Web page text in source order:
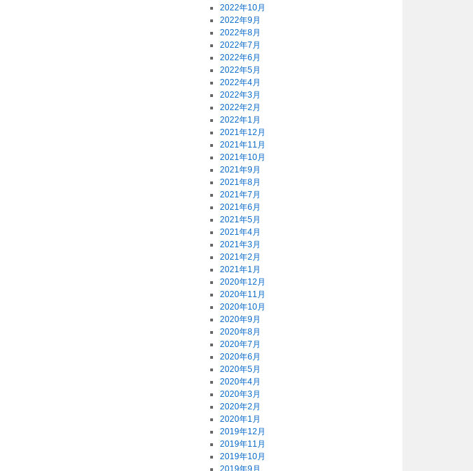
2022年10月
2022年9月
2022年8月
2022年7月
2022年6月
2022年5月
2022年4月
2022年3月
2022年2月
2022年1月
2021年12月
2021年11月
2021年10月
2021年9月
2021年8月
2021年7月
2021年6月
2021年5月
2021年4月
2021年3月
2021年2月
2021年1月
2020年12月
2020年11月
2020年10月
2020年9月
2020年8月
2020年7月
2020年6月
2020年5月
2020年4月
2020年3月
2020年2月
2020年1月
2019年12月
2019年11月
2019年10月
2019年9月